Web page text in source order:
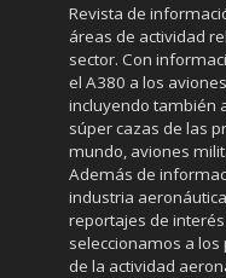
Revista de
áreas de actividad
sector. Con
el A380 a los
incluyendo también
súper cazas de las
mundo, aviones
Además de
industria
reportajes de
seleccionamos a
de la actividad